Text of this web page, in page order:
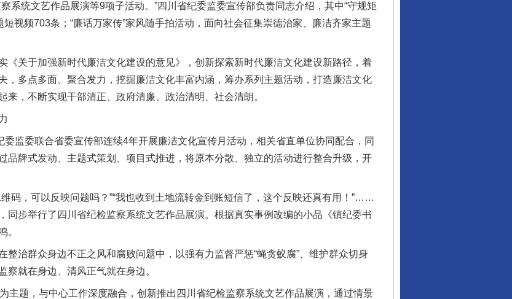
统文艺作品展演等9项子活动。”四川省纪委监委宣传部负责同志介绍，其中“守规矩
短视频703条；“廉话万家传”家风随手拍活动，面向社会征集崇德治家、廉洁齐家主题
关于加强新时代廉洁文化建设的意见》，创新探索新时代廉洁文化建设新路径，着
，多点多面、聚合发力，挖掘廉洁文化丰富内涵，筹办系列主题活动，打造廉洁文化
来，不断实现干部清正、政府清廉、政治清明、社会清朗。
委联合省委宣传部连续4年开展廉洁文化宣传月活动，相关省直单位协同配合，同
品牌式发动、主题式策划、项目式推进，将原本分散、独立的活动进行整合升级，开
码，可以反映问题吗？”“我也收到土地流转金到账短信了，这个反映还真有用！”……
同步举行了四川省纪检监察系统文艺作品展演。根据真实事例改编的小品《镇纪委书
。
治群众身边不正之风和腐败问题中，以强有力监督严惩“蝇贪蚁腐”、维护群众切身
就在身边、清风正气就在身边。
主题，与中心工作深度融合，创新推出四川省纪检监察系统文艺作品展演，通过情景